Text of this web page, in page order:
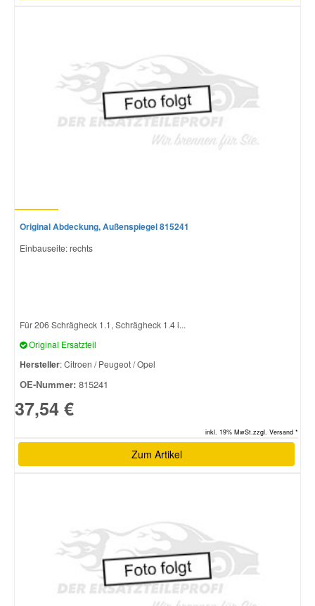
Original Abdeckung, Außenspiegel 815241
Einbauseite: rechts
Für 206 Schrägheck 1.1, Schrägheck 1.4 i...
Original Ersatzteil
Hersteller: Citroen / Peugeot / Opel
OE-Nummer: 815241
37,54 €
inkl. 19% MwSt.zzgl. Versand *
Zum Artikel